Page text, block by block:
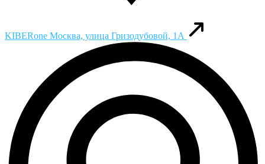
KIBERone Москва, улица Гризодубовой, 1А